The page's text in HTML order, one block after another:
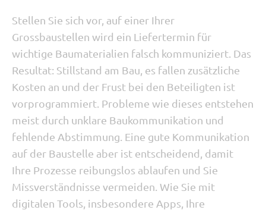
Stellen Sie sich vor, auf einer Ihrer
Grossbaustellen wird ein Liefertermin für
wichtige Baumaterialien falsch kommuniziert. Das
Resultat: Stillstand am Bau, es fallen zusätzliche
Kosten an und der Frust bei den Beteiligten ist
vorprogrammiert. Probleme wie dieses entstehen
meist durch unklare Baukommunikation und
fehlende Abstimmung. Eine gute Kommunikation
auf der Baustelle aber ist entscheidend, damit
Ihre Prozesse reibungslos ablaufen und Sie
Missverständnisse vermeiden. Wie Sie mit
digitalen Tools, insbesondere Apps, Ihre